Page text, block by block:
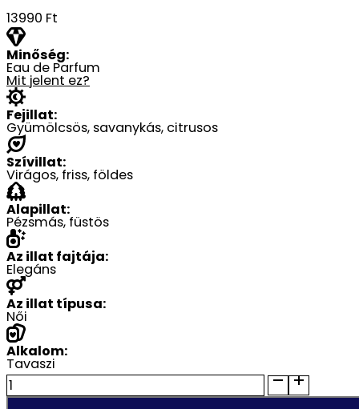
13990 Ft
Minőség:
Eau de Parfum
Mit jelent ez?
Fejillat:
Gyümölcsös, savanykás, citrusos
Szívillat:
Virágos, friss, földes
Alapillat:
Pézsmás, füstös
Az illat fajtája:
Elegáns
Az illat típusa:
Női
Alkalom:
Tavaszi
Dar
El